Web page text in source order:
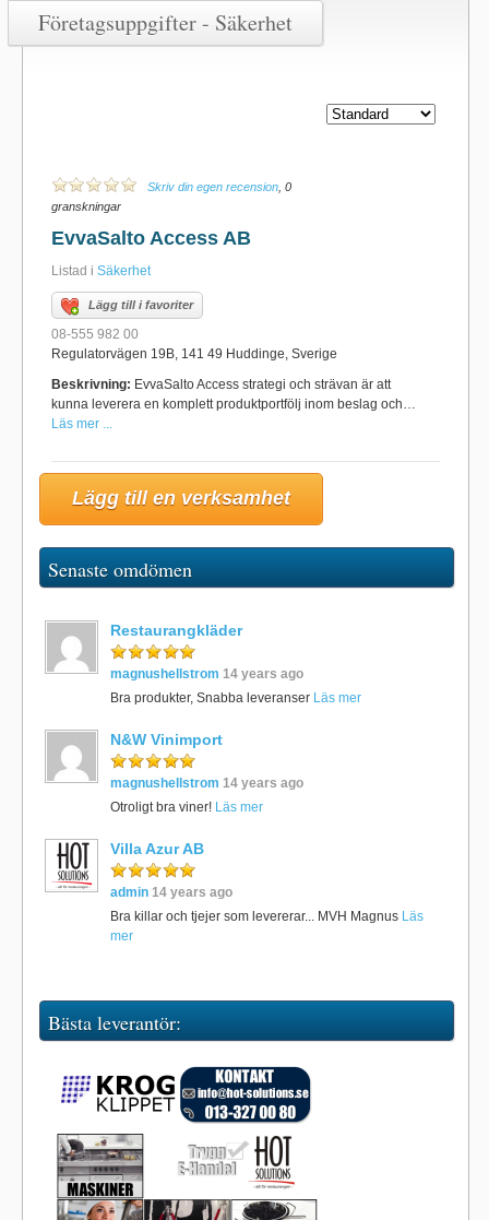
Företagsuppgifter - Säkerhet
Skriv din egen recension , 0
granskningar
EvvaSalto Access AB
Listad i Säkerhet
Lägg till i favoriter
08-555 982 00
Regulatorvägen 19B, 141 49 Huddinge, Sverige
Beskrivning: EvvaSalto Access strategi och strävan är att
kunna leverera en komplett produktportfölj inom beslag och…
Läs mer ...
Lägg till en verksamhet
Senaste omdömen
Restaurangkläder
magnushellstrom 14 years ago
Bra produkter, Snabba leveranser Läs mer
N&W Vinimport
magnushellstrom 14 years ago
Otroligt bra viner! Läs mer
Villa Azur AB
admin 14 years ago
Bra killar och tjejer som levererar... MVH Magnus Läs
mer
Bästa leverantör: